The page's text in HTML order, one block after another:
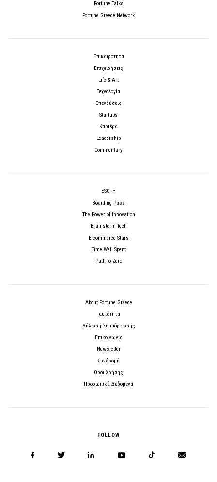
Fortune Talks
Fortune Greece Network
Επικαιρότητα
Επιχειρήσεις
Life & Art
Τεχνολογία
Επενδύσεις
Startups
Καριέρα
Leadership
Commentary
ESG+H
Boarding Pass
The Power of Innovation
Brainstorm Tech
E-commerce Stars
Time Well Spent
Path to Zero
About Fortune Greece
Ταυτότητα
Δήλωση Συμμόρφωσης
Επικοινωνία
Newsletter
Συνδρομή
Όροι Χρήσης
Προσωπικά Δεδομένα
FOLLOW